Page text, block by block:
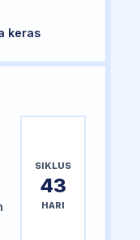
keras
SIKLUS
43
HARI